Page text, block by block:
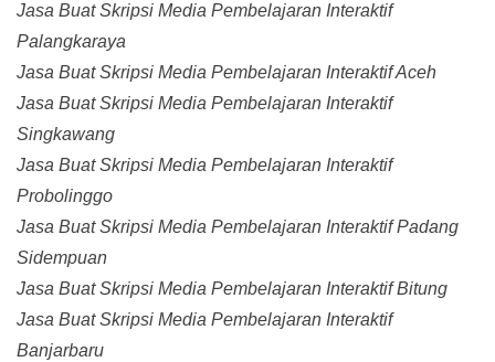
Jasa Buat Skripsi Media Pembelajaran Interaktif
Palangkaraya
Jasa Buat Skripsi Media Pembelajaran Interaktif Aceh
Jasa Buat Skripsi Media Pembelajaran Interaktif
Singkawang
Jasa Buat Skripsi Media Pembelajaran Interaktif
Probolinggo
Jasa Buat Skripsi Media Pembelajaran Interaktif Padang
Sidempuan
Jasa Buat Skripsi Media Pembelajaran Interaktif Bitung
Jasa Buat Skripsi Media Pembelajaran Interaktif
Banjarbaru